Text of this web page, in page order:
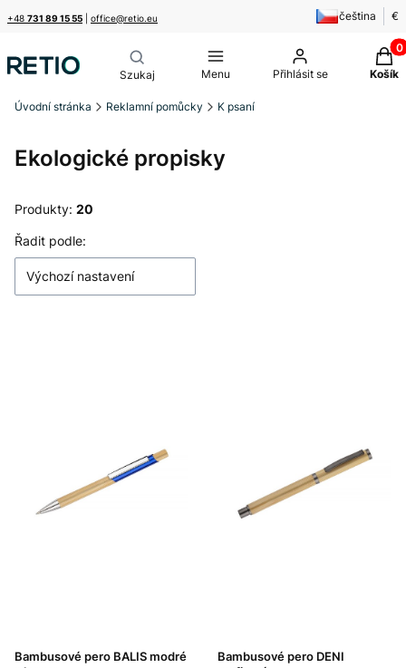
+48 731 89 15 55 office@retio.eu čeština €
Menu Přihlásit se Košík
Úvodní stránka Reklamní pomůcky K psaní
Ekologické propisky
Produkty: 20
Seznam produktů
Řadit podle:
Výchozí nastavení
Bambusové pero BALIS modré
Bambusové pero DENI